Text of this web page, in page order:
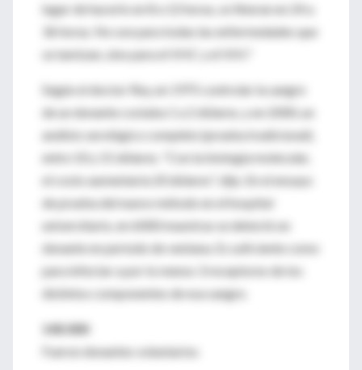
lugar de hacerlo en 8 a 12 horas, se liberan en 24 a
36 horas. No son para todas las enfermedades que
se tamizan, sino para el VHC y el VIH."
Según el doctor Rey, en 1975 controlar la sangre
de un donante costaba 1 a 2 dólares, y en 2000, un
análisis serológico completo (prueba tradicional),
entre 10 y 15 dólares. "Con la biología molecular,
el costo aumentaría 20 dólares", dijo. En el ensayo
de prueba del nuevo método en el hospital
universitario, en 6000 muestras se detectó un
donante en período de ventana. Es suficiente como
para infectar a por lo menos 3 receptores de los
distintos componentes de esa sangre.
140.000
Fueron donantes voluntarios